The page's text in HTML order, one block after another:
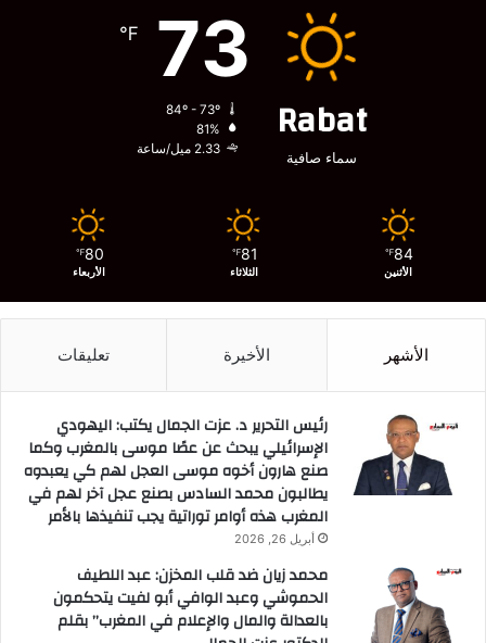
Rabat
سماء صافية
73
℉
81%
2.33 ميل/ساعة
84
℉
الأثنين
81
℉
الثلاثاء
80
℉
الأربعاء
الأشهر الأخيرة تعليقات
رئيس التحرير د. عزت الجمال يكتب: اليهودي
الإسرائيلي يبحث عن عصًا موسى بالمغرب وكما
صنع هارون أخوه موسى العجل لهم كي يعبدوه
يطالبون محمد السادس بصنع عجل آخر لهم في
المغرب هذه أوامر توراتية يجب تنفيذها بالأمر
أبريل 26, 2026
محمد زيان ضد قلب المخزن: عبد اللطيف
الحموشي وعبد الوافي أبو لفيت يتحكمون
بالعدالة والمال والإعلام في المغرب” بقلم